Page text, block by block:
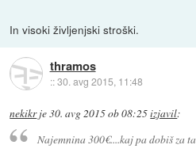
In visoki življenjski stroški.
thramos
::30. avg 2015, 11:48
nekikrje30. avg 2015 ob 08:25izjavil:
Najemnina 300€....kaj pa dobiš za